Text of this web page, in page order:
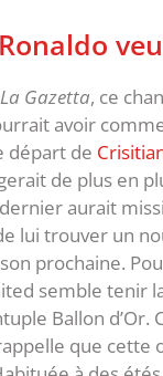
La Gazetta, ce
avoir
départ de
de plus en
aurait
lui trouver un
prochaine.
semble tenir
Ballon d’Or.
que cette